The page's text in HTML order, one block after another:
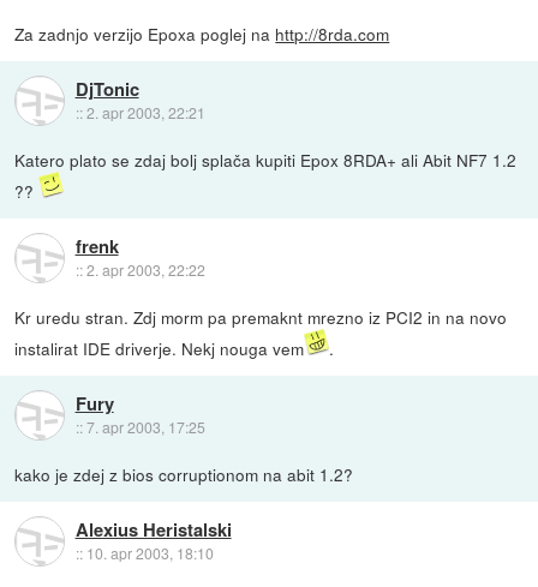
Za zadnjo verzijo Epoxa poglej na http://8rda.com
DjTonic
::2. apr 2003, 22:21
Katero plato se zdaj bolj splača kupiti Epox 8RDA+ ali Abit NF7 1.2
??
frenk
::2. apr 2003, 22:22
Kr uredu stran. Zdj morm pa premaknt mrezno iz PCI2 in na novo
instalirat IDE driverje. Nekj nouga vem
.
Fury
::7. apr 2003, 17:25
kako je zdej z bios corruptionom na abit 1.2?
Alexius Heristalski
:: 10. apr 2003, 18:10